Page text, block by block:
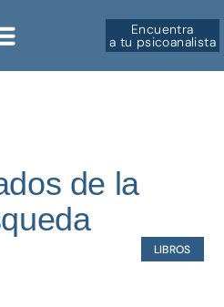
Encuentra
a tu psicoanalista
de la
LIBROS